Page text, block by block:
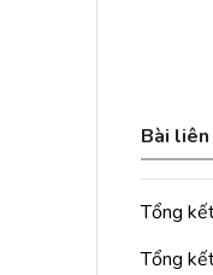
Bài liên
Tổng
Tổng